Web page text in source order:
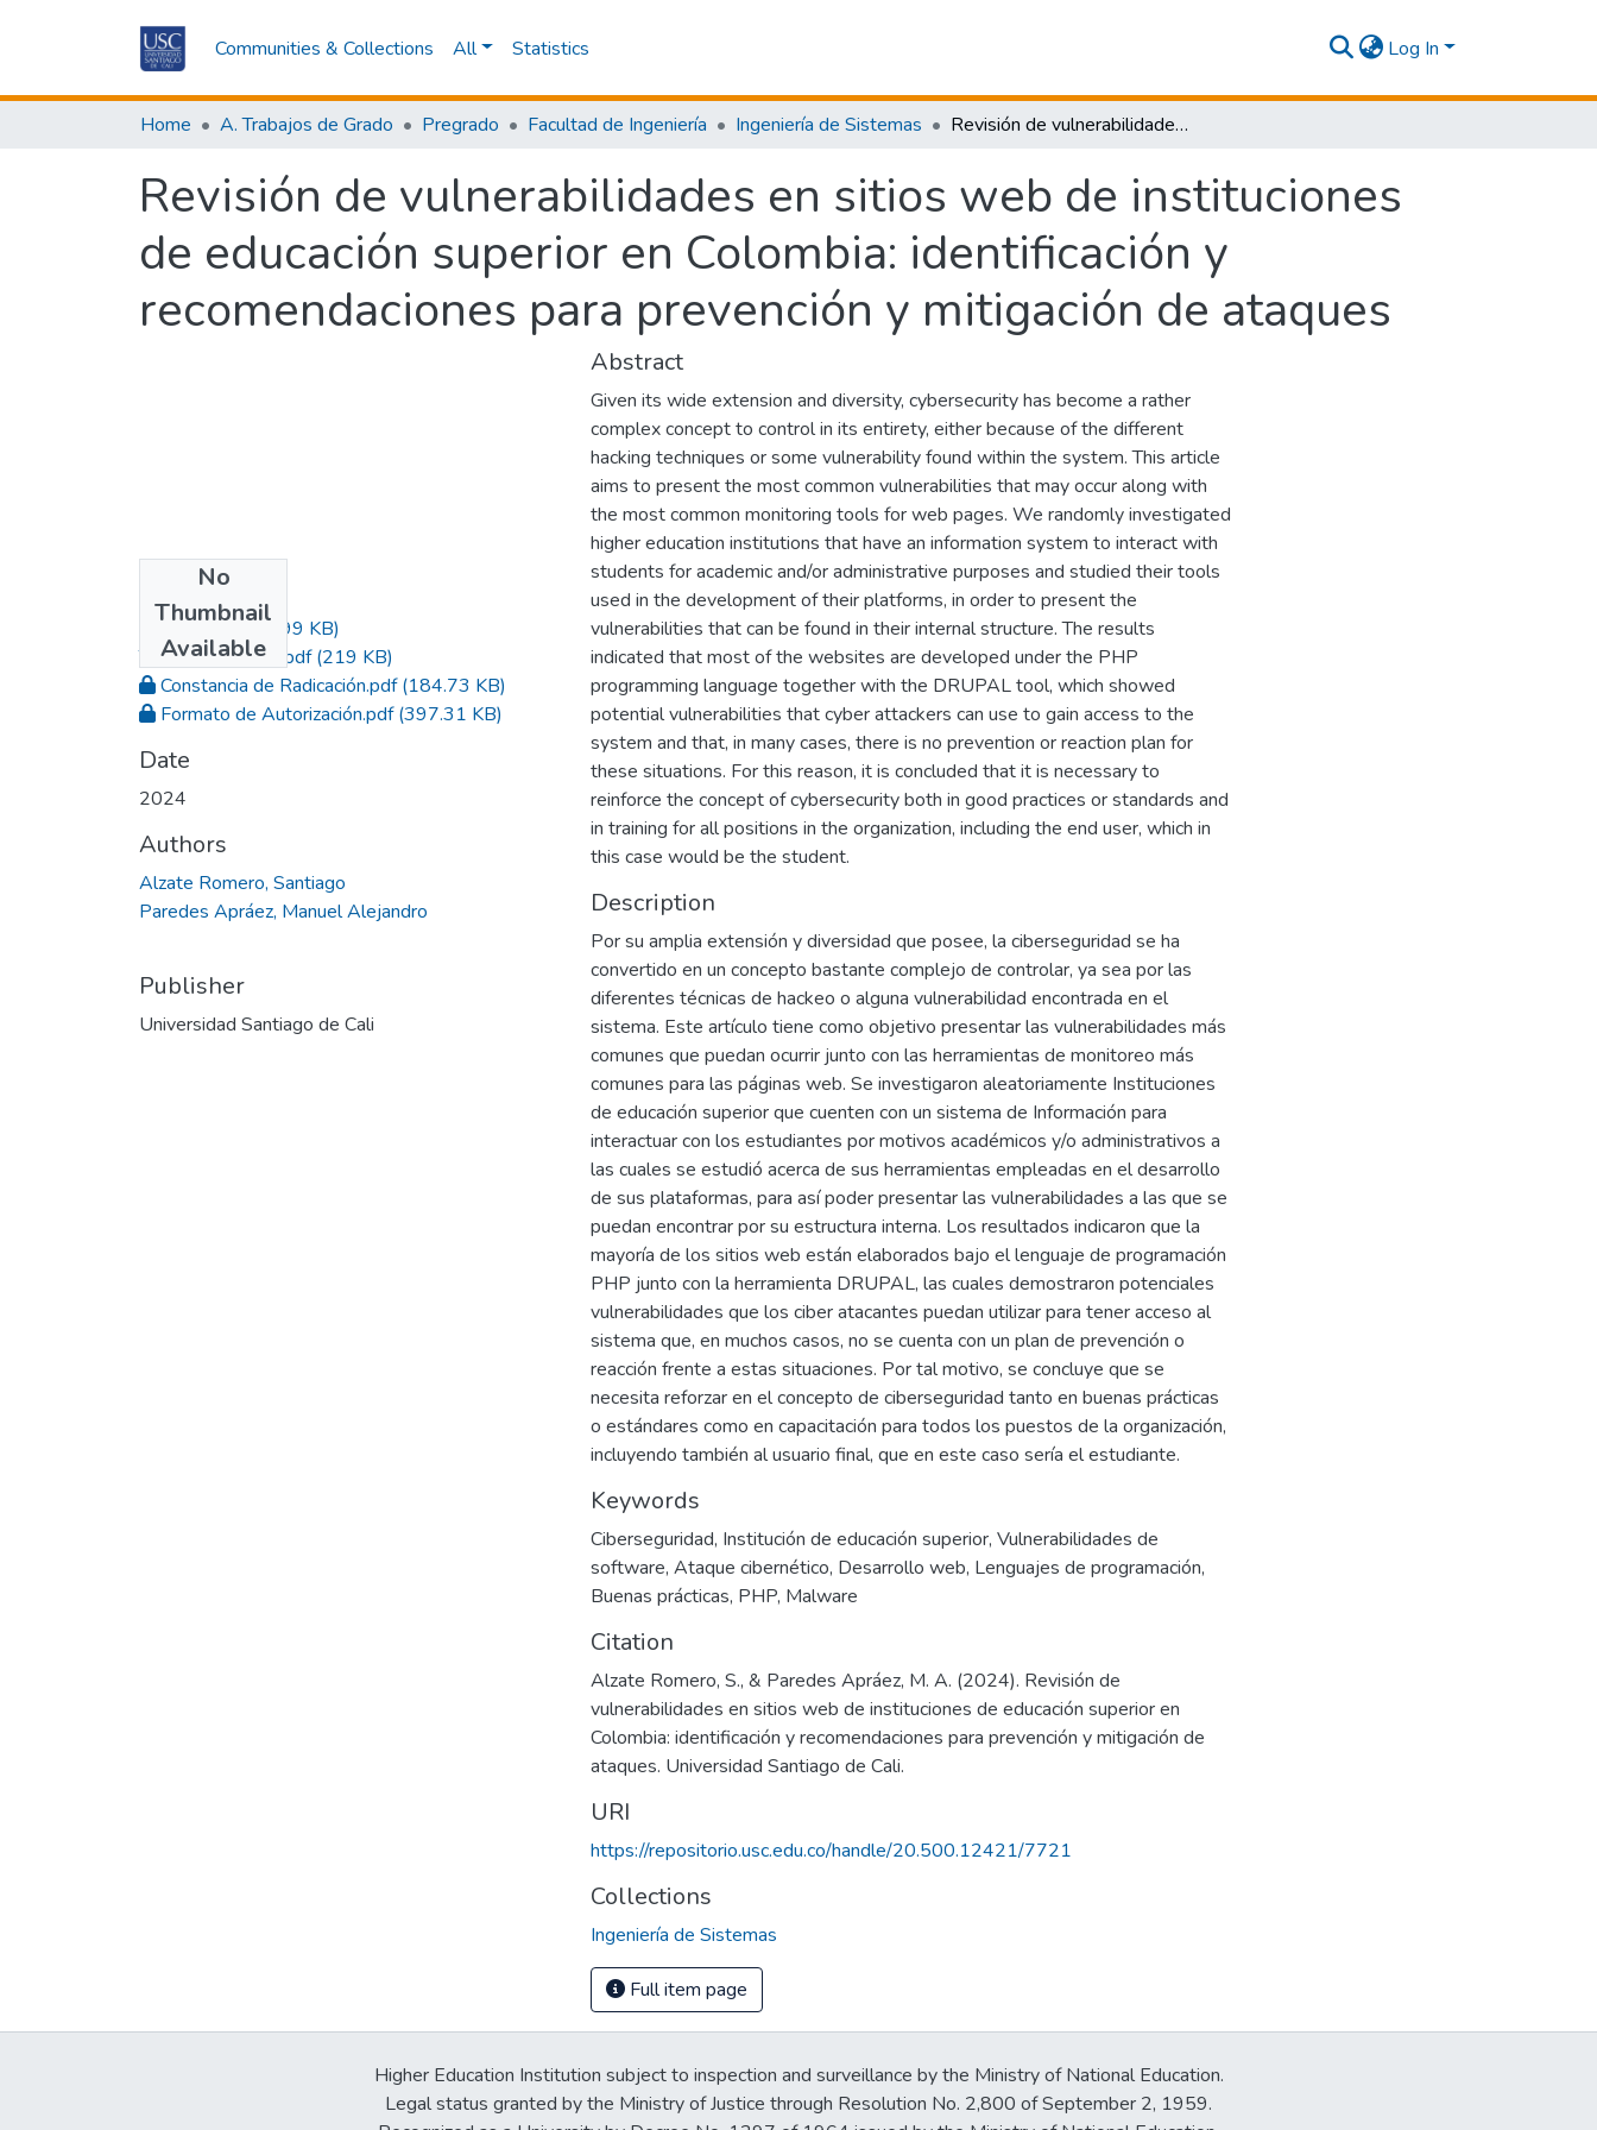
Communities & Collections All Statistics Log In
Home A. Trabajos de Grado Pregrado Facultad de Ingeniería Ingeniería de Sistemas Revisión de vulnerabilidades en sitios web de instituciones de educación superior en Colombia: identificación y recomendaciones para prevención y mitigación de ataques
Revisión de vulnerabilidades en sitios web de instituciones
de educación superior en Colombia: identificación y
recomendaciones para prevención y mitigación de ataques
No
Thumbnail
Available
Acta.pdf(732.99 KB)
Trabajo de Grado.pdf(219 KB)
Constancia de Radicación.pdf(184.73 KB)
Formato de Autorización.pdf(397.31 KB)
Date
2024
Authors
Alzate Romero, Santiago
Paredes Apráez, Manuel Alejandro
Publisher
Universidad Santiago de Cali
Abstract
Given its wide extension and diversity, cybersecurity has become a rather
complex concept to control in its entirety, either because of the different
hacking techniques or some vulnerability found within the system. This article
aims to present the most common vulnerabilities that may occur along with
the most common monitoring tools for web pages. We randomly investigated
higher education institutions that have an information system to interact with
students for academic and/or administrative purposes and studied their tools
used in the development of their platforms, in order to present the
vulnerabilities that can be found in their internal structure. The results
indicated that most of the websites are developed under the PHP
programming language together with the DRUPAL tool, which showed
potential vulnerabilities that cyber attackers can use to gain access to the
system and that, in many cases, there is no prevention or reaction plan for
these situations. For this reason, it is concluded that it is necessary to
reinforce the concept of cybersecurity both in good practices or standards and
in training for all positions in the organization, including the end user, which in
this case would be the student.
Description
Por su amplia extensión y diversidad que posee, la ciberseguridad se ha
convertido en un concepto bastante complejo de controlar, ya sea por las
diferentes técnicas de hackeo o alguna vulnerabilidad encontrada en el
sistema. Este artículo tiene como objetivo presentar las vulnerabilidades más
comunes que puedan ocurrir junto con las herramientas de monitoreo más
comunes para las páginas web. Se investigaron aleatoriamente Instituciones
de educación superior que cuenten con un sistema de Información para
interactuar con los estudiantes por motivos académicos y/o administrativos a
las cuales se estudió acerca de sus herramientas empleadas en el desarrollo
de sus plataformas, para así poder presentar las vulnerabilidades a las que se
puedan encontrar por su estructura interna. Los resultados indicaron que la
mayoría de los sitios web están elaborados bajo el lenguaje de programación
PHP junto con la herramienta DRUPAL, las cuales demostraron potenciales
vulnerabilidades que los ciber atacantes puedan utilizar para tener acceso al
sistema que, en muchos casos, no se cuenta con un plan de prevención o
reacción frente a estas situaciones. Por tal motivo, se concluye que se
necesita reforzar en el concepto de ciberseguridad tanto en buenas prácticas
o estándares como en capacitación para todos los puestos de la organización,
incluyendo también al usuario final, que en este caso sería el estudiante.
Keywords
Ciberseguridad, Institución de educación superior, Vulnerabilidades de
software, Ataque cibernético, Desarrollo web, Lenguajes de programación,
Buenas prácticas, PHP, Malware
Citation
Alzate Romero, S., & Paredes Apráez, M. A. (2024). Revisión de
vulnerabilidades en sitios web de instituciones de educación superior en
Colombia: identificación y recomendaciones para prevención y mitigación de
ataques. Universidad Santiago de Cali.
URI
https://repositorio.usc.edu.co/handle/20.500.12421/7721
Collections
Ingeniería de Sistemas
Full item page
Higher Education Institution subject to inspection and surveillance by the Ministry of National Education.
Legal status granted by the Ministry of Justice through Resolution No. 2,800 of September 2, 1959.